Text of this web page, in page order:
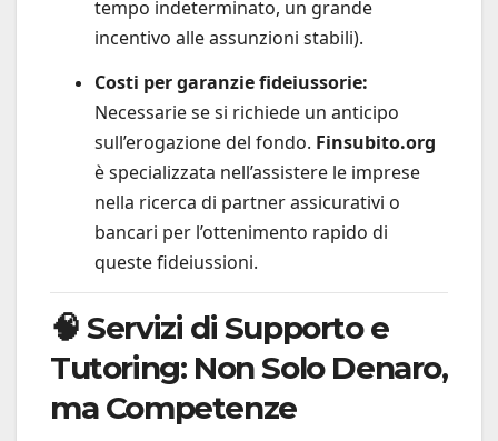
tempo indeterminato, un grande
incentivo alle assunzioni stabili).
Costi per garanzie fideiussorie:
Necessarie se si richiede un anticipo
sull’erogazione del fondo. Finsubito.org
è specializzata nell’assistere le imprese
nella ricerca di partner assicurativi o
bancari per l’ottenimento rapido di
queste fideiussioni.
🧠 Servizi di Supporto e
Tutoring: Non Solo Denaro,
ma Competenze